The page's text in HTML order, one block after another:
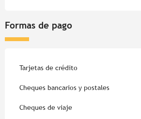
Formas de pago
Tarjetas de crédito
Cheques bancarios y postales
Cheques de viaje